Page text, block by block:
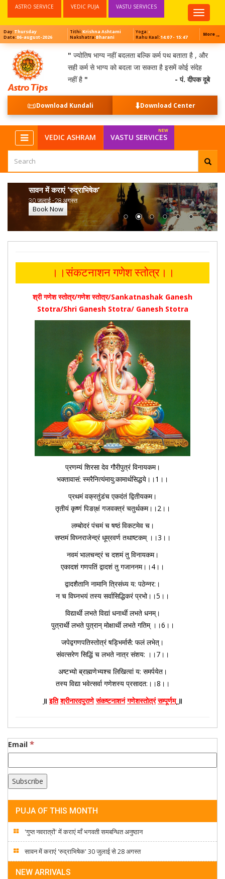
Top
Menu
ASTRO SERVICE VEDIC PUJA VASTU SERVICES
Day:Thursday
Date:06-august-2026
Tithi:Krishna Ashtami
Nakshatra:Bharani
Yoga:-
Rahu Kaal:14:07 - 15:47 More→
" ज्योतिष भाग्य नहीं बदलता बल्कि कर्म पथ बताता है , और
सही कर्म से भाग्य को बदला जा सकता है इसमें कोई संदेह
नहीं है " - पं. दीपक दूबे
📜Download Kundali ⬇️Download Center
VEDIC ASHRAM VASTU SERVICES
सावन में कराएं ‘रुद्राभिषेक’
30 जुलाई -28 अगस्त
Book Now
।।संकटनाशन गणेश स्तोत्र।।
श्री गणेश स्तोत्र/गणेश स्तोत्र/Sankatnashak Ganesh
Stotra/Shri Ganesh Stotra/ Ganesh Stotra
प्रणम्यं शिरसा देव गौरीपुत्रं विनायकम।
भक्तावासं: स्मरैनित्यंमायु:कामार्थसिद्धये।।1।।
प्रथमं वक्रतुंडंच एकदंतं द्वितीयकम।
तृतीयं कृष्णं पिङा्क्षं गजवक्त्रं चतुर्थकम।।2।।
लम्बोदरं पंचमं च षष्ठं विकटमेव च।
सप्तमं विघ्नराजेन्द्रं धूम्रवर्ण तथाष्टकम् ।।3।।
नवमं भालचन्द्रं च दशमं तु विनायकम।
एकादशं गणपतिं द्वादशं तु गजाननम।।4।।
द्वादशैतानि नामानि त्रिसंध्य य: पठेन्नर:।
न च विघ्नभयं तस्य सर्वासिद्धिकरं प्रभो।।5।।
विद्यार्थी लभते विद्यां धनार्थी लभते धनम्।
पुत्रार्थी लभते पुत्रान् मोक्षार्थी लभते गतिम् ।।6।।
जपेद्वगणपतिस्तोत्रं षड्भिर्मासै: फलं लभेत्।
संवत्सरेण सिद्धिं च लभते नात्र संशय: ।।7।।
अष्टभ्यो ब्राह्मणेभ्यश्च लिखित्वां य: समर्पयेत।
तस्य विद्या भवेत्सर्वा गणेशस्य प्रसादत:।।8।।
॥ इति श्रीनारदपुराणे संकष्टनाशनं गणेशस्तोत्रं सम्पूर्णम् ॥
Email *
PUJA OF THIS MONTH
'गुप्त नवरात्रों' में कराएं माँ भगवती समबन्धित अनुष्ठान
सावन में कराएं 'रुद्राभिषेक' 30 जुलाई से 28 अगस्त
NEW ARRIVALS